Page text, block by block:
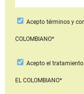
Aceptotérminos y
COLOMBIANO*
Acepto el tratamiento
EL COLOMBIANO*